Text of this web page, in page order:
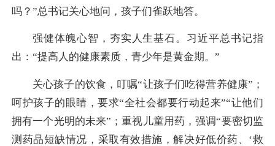
吗？”总书记关心地问，孩子们雀跃地答。
强健体魄心智，夯实人生基石。习近平总书记指
出：“提高人的健康素质，青少年是黄金期。”
关心孩子的饮食，叮嘱“让孩子们吃得营养健康”；
呵护孩子的眼睛，要求“全社会都要行动起来”“让他们
拥有一个光明的未来”；重视儿童用药，强调“要密切监
测药品短缺情况，采取有效措施，解决好低价药、‘救